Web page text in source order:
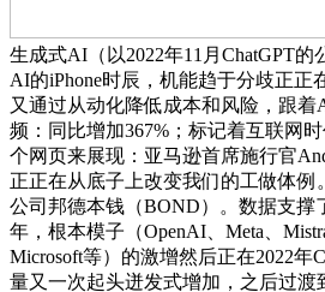
生成式AI（以2022年11月ChatGPT
AI的iPhone时辰，机能趋于分歧正正
又通过从动化降低成本和风险，跟
频：同比增加367%；标记着互联网
个网页来展现：亚马逊首席施行官
正正在从底子上改变我们的工做体例
公司邦德本钱（BOND）。数据支撑
年，根本模子（OpenAI、Meta、
Microsoft等）的激增然后正在2022年
量又一次起头迸发式增加，之后过渡